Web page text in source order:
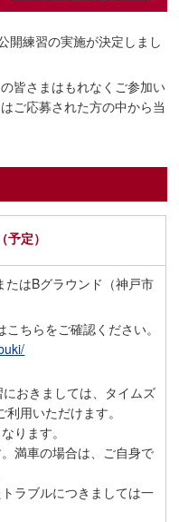
開練習の実施が決定しまし
皆さまはもれなくご参加い
ご応募された方の中から当
定）
たはBグラウンド（神戸市
ちらをご確認ください。
おきましては、タイムズ
用いただけます。
ります。
満車の場合は、ご自身で
ラブルにつきましては一